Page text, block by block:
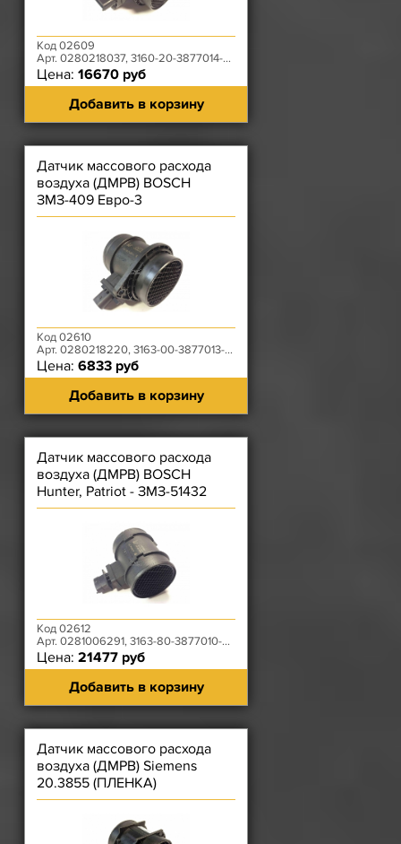
Код 02609
Арт. 0280218037, 3160-20-3877014-00
Цена: 16670 руб
Добавить в корзину
Датчик массового расхода
воздуха (ДМРВ) BOSCH
ЗМЗ-409 Евро-3
Код 02610
Арт. 0280218220, 3163-00-3877013-00
Цена: 6833 руб
Добавить в корзину
Датчик массового расхода
воздуха (ДМРВ) BOSCH
Hunter, Patriot - ЗМЗ-51432
(Е-4)
Код 02612
Арт. 0281006291, 3163-80-3877010-00
Цена: 21477 руб
Добавить в корзину
Датчик массового расхода
воздуха (ДМРВ) Siemens
20.3855 (ПЛЕНКА)